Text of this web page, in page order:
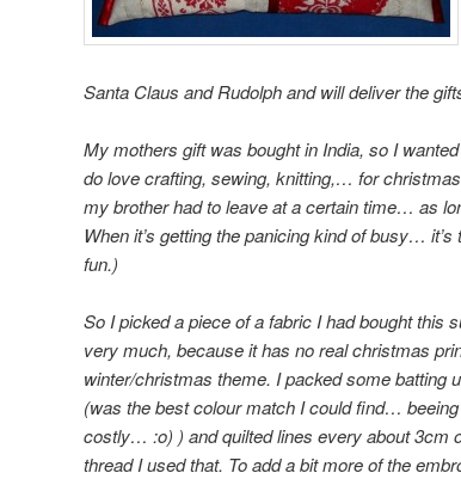
Santa Claus and Rudolph and will deliver the
My mothers gift was bought in India, so I
do love crafting, sewing, knitting,… for
my brother had to leave at a certain time… as
When it’s getting the panicing kind of busy…
fun.)
So I picked a piece of a fabric I had bought this
very much, because it has no real christmas
winter/christmas theme. I packed some batting
(was the best colour match I could find…
costly… :o) ) and quilted lines every about 3cm
thread I used that. To add a bit more of the